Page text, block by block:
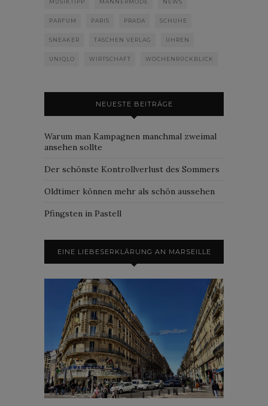
PARFUM PARIS PRADA SCHUHE
SNEAKER TASCHEN VERLAG UHREN
UNIQLO WIRTSCHAFT WOCHENRÜCKBLICK
NEUESTE BEITRÄGE
Warum man Kampagnen manchmal zweimal
ansehen sollte
Der schönste Kontrollverlust des Sommers
Oldtimer können mehr als schön aussehen
Pfingsten in Pastell
EINE LIEBESERKLÄRUNG AN MARSEILLE